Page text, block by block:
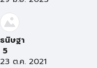
ธนิษฐา
5
23 ต.ค. 2021